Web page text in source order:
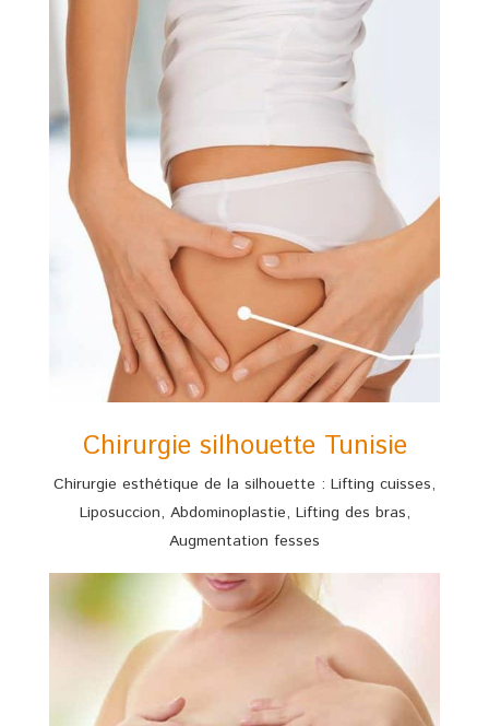
Chirurgie silhouette Tunisie
Chirurgie esthétique de la silhouette : Lifting cuisses,
Liposuccion, Abdominoplastie, Lifting des bras,
Augmentation fesses